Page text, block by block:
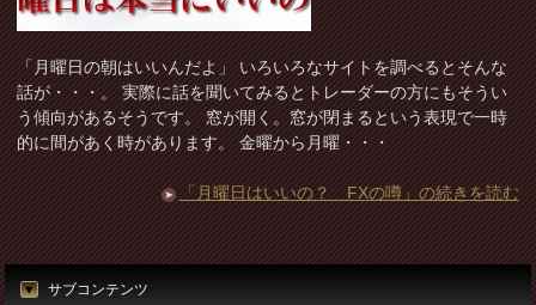
「月曜日の朝はいいんだよ」 いろいろなサイトを調べるとそんな
話が・・・。 実際に話を聞いてみるとトレーダーの方にもそうい
う傾向があるそうです。 窓が開く。窓が閉まるという表現で一時
的に間があく時があります。 金曜から月曜・・・
「月曜日はいいの？ FXの噂」の続きを読む
サブコンテンツ